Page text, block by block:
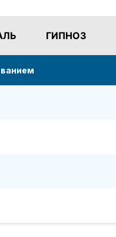
ГИПНОЗ